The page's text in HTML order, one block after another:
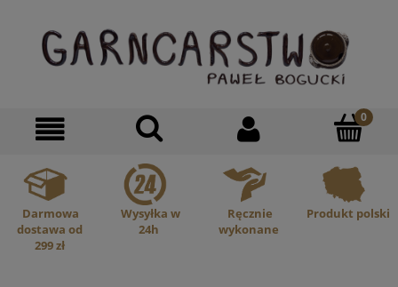
Darmowa
dostawa od
299 zł
Wysyłka w
24h
Ręcznie
wykonane
Produkt polski